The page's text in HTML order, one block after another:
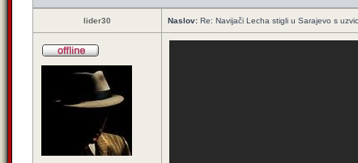
lider30 Naslov: Re: Navijači Lecha stigli u Sarajevo s